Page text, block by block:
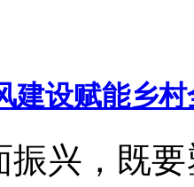
建设赋能乡
振兴，既